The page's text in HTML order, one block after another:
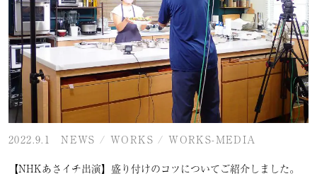
2022.9.1 NEWS / WORKS /WORKS-MEDIA
【NHKあさイチ出演】盛り付けのコツについてご紹介しました。